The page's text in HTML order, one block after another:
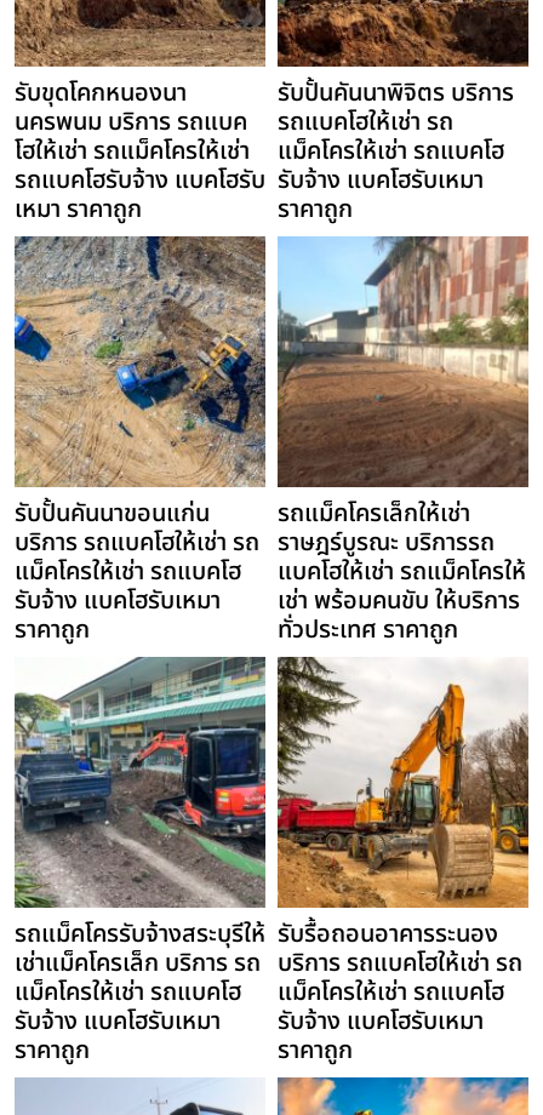
รับขุดโคกหนองนา
นครพนม บริการ รถแบค
โฮให้เช่า รถแม็คโครให้เช่า
รถแบคโฮรับจ้าง แบคโฮรับ
เหมา ราคาถูก
รับปั้นคันนาพิจิตร บริการ
รถแบคโฮให้เช่า รถ
แม็คโครให้เช่า รถแบคโฮ
รับจ้าง แบคโฮรับเหมา
ราคาถูก
รับปั้นคันนาขอนแก่น
บริการ รถแบคโฮให้เช่า รถ
แม็คโครให้เช่า รถแบคโฮ
รับจ้าง แบคโฮรับเหมา
ราคาถูก
รถแม็คโครเล็กให้เช่า
ราษฎร์บูรณะ บริการรถ
แบคโฮให้เช่า รถแม็คโครให้
เช่า พร้อมคนขับ ให้บริการ
ทั่วประเทศ ราคาถูก
รถแม็คโครรับจ้างสระบุรีให้
เช่าแม็คโครเล็ก บริการ รถ
แม็คโครให้เช่า รถแบคโฮ
รับจ้าง แบคโฮรับเหมา
ราคาถูก
รับรื้อถอนอาคารระนอง
บริการ รถแบคโฮให้เช่า รถ
แม็คโครให้เช่า รถแบคโฮ
รับจ้าง แบคโฮรับเหมา
ราคาถูก